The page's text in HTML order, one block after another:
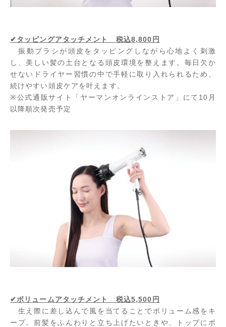
✔タッピングアタッチメント 税込8,800円
振動ブラシが頭皮をタッピングしながら心地よく刺激
し、美しい髪の土台となる頭皮環境を整えます。毎日欠か
せないドライヤー習慣の中で手軽に取り入れられるため、
続けやすい頭皮ケアを叶えます。
※公式通販サイト「ヤーマンオンラインストア」にて10月
以降順次発売予定
✔ボリュームアタッチメント 税込5,500円
生え際に差し込んで風を当てることでボリューム感をキ
ープ。前髪をふんわりと立ち上げたいときや、トップにボ